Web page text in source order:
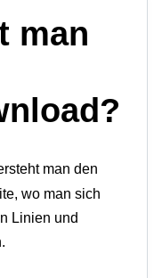
man
man den
wo man sich
Linien und